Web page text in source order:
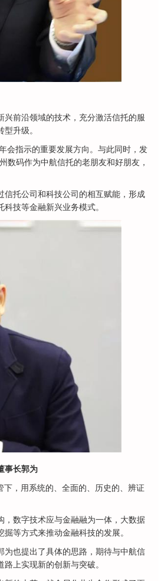
前沿领域的技术，充分激活信托的服
升级。
会指示的重要发展方向。与此同时，发
数码作为中航信托的老朋友和好朋友，
信托公司和科技公司的相互赋能，形成
技等金融新兴业务模式。
事长郭为
，用系统的、全面的、历史的、辨证
数字技术应与金融融为一体，大数据
等方式来推动金融科技的发展。
为也提出了具体的思路，期待与中航信
上实现新的创新与突破。